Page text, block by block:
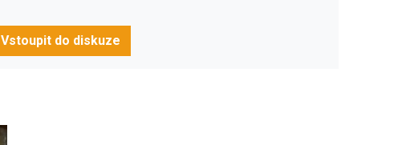
Vstoupit do diskuze